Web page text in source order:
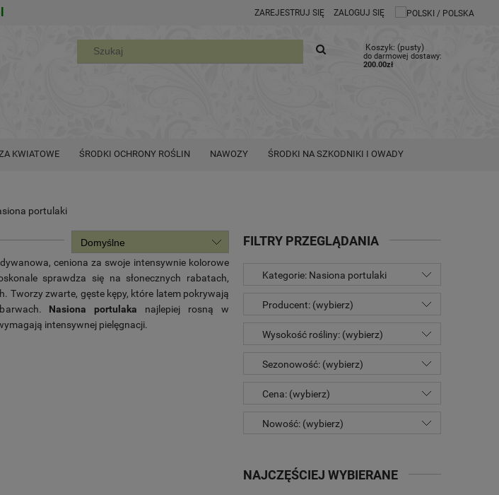
ZAREJESTRUJ SIĘ ZALOGUJ SIĘ
Koszyk: (pusty)
do darmowej dostawy:
200.00zł
KWIATOWE ŚRODKI OCHRONY ROŚLIN NAWOZY ŚRODKI NA SZKODNIKI I OWADY
portulaki
dywanowa, ceniona za swoje intensywnie kolorowe
sprawdza się na słonecznych rabatach,
Tworzy zwarte, gęste kępy, które latem pokrywają
Nasiona portulaka najlepiej rosną w
intensywnej pielęgnacji.
FILTRY PRZEGLĄDANIA
Kategorie: Nasiona portulaki
Producent: (wybierz)
Wysokość rośliny: (wybierz)
Sezonowość: (wybierz)
Cena: (wybierz)
Nowość: (wybierz)
NAJCZĘŚCIEJ WYBIERANE